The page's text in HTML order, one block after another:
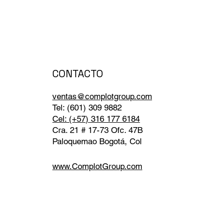
CONTACTO
ventas@complotgroup.com
Tel: (601) 309 9882
Cel: (+57) 316 177 6184
Cra. 21 # 17-73 Ofc. 47B
Paloquemao Bogotá, Col
www.ComplotGroup.com